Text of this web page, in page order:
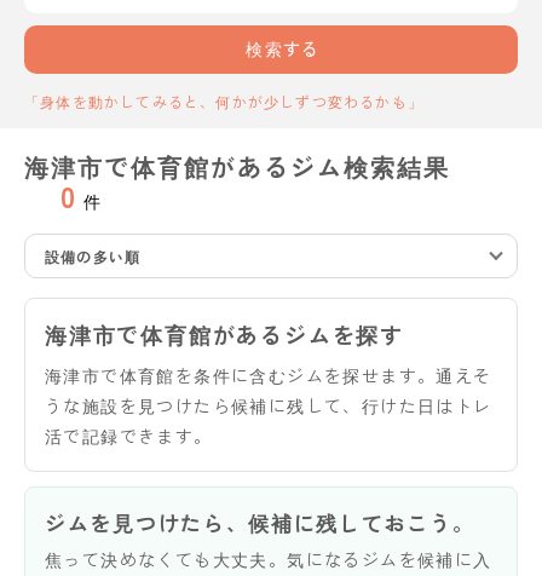
検索する
「身体を動かしてみると、何かが少しずつ変わるかも」
海津市で体育館があるジム検索結果
0 件
設備の多い順
海津市で体育館があるジムを探す
海津市で体育館を条件に含むジムを探せます。通えそ
うな施設を見つけたら候補に残して、行けた日はトレ
活で記録できます。
ジムを見つけたら、候補に残しておこう。
焦って決めなくても大丈夫。気になるジムを候補に入